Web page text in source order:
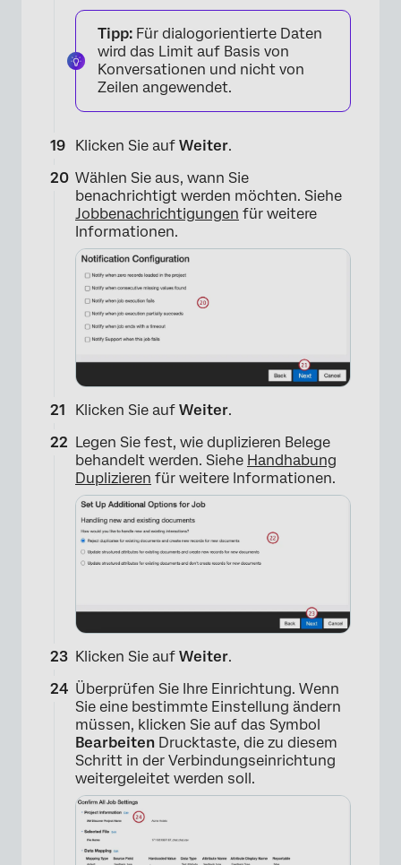
Tipp: Für dialogorientierte Daten
wird das Limit auf Basis von
Konversationen und nicht von
Zeilen angewendet.
Klicken Sie auf Weiter.
Wählen Sie aus, wann Sie
benachrichtigt werden möchten. Siehe
Jobbenachrichtigungen für weitere
Informationen.
Klicken Sie auf Weiter.
Legen Sie fest, wie duplizieren Belege
behandelt werden. Siehe Handhabung
Duplizieren für weitere Informationen.
Klicken Sie auf Weiter.
Überprüfen Sie Ihre Einrichtung. Wenn
Sie eine bestimmte Einstellung ändern
müssen, klicken Sie auf das Symbol
Bearbeiten Drucktaste, die zu diesem
Schritt in der Verbindungseinrichtung
weitergeleitet werden soll.